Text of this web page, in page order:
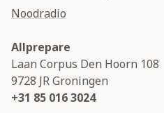
Noodradio
Allprepare
Laan Corpus Den Hoorn 108
9728 JRGroningen
+31 85 016 3024